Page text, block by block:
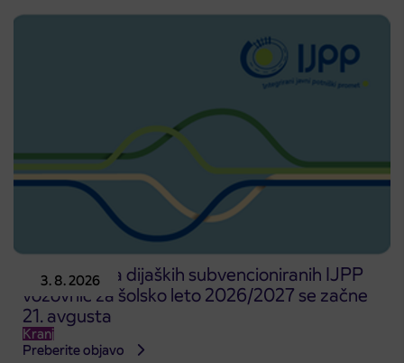
3. 8. 2026
Predprodaja dijaških subvencioniranih IJPP
vozovnic za šolsko leto 2026/2027 se začne
21. avgusta
Kranj
Preberite objavo